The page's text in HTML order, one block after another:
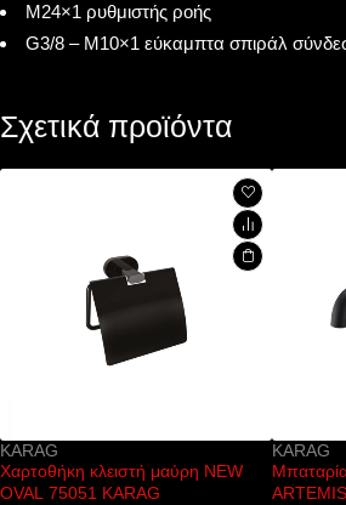
M24×1 ρυθμιστής ροής
G3/8 – M10×1 εύκαμπτα σπιράλ
Σχετικά προϊόντα
KARAG
Χαρτοθήκη κλειστή μαύρη NEW
OVAL 75051 KARAG
KARAG